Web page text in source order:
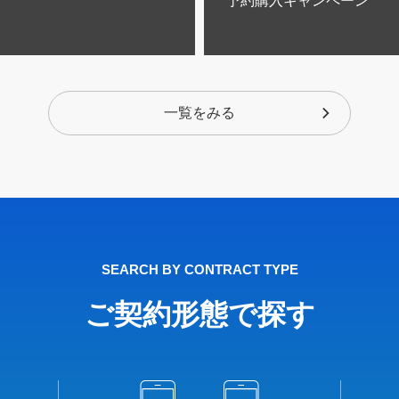
一覧をみる
SEARCH BY CONTRACT TYPE
ご契約形態で探す